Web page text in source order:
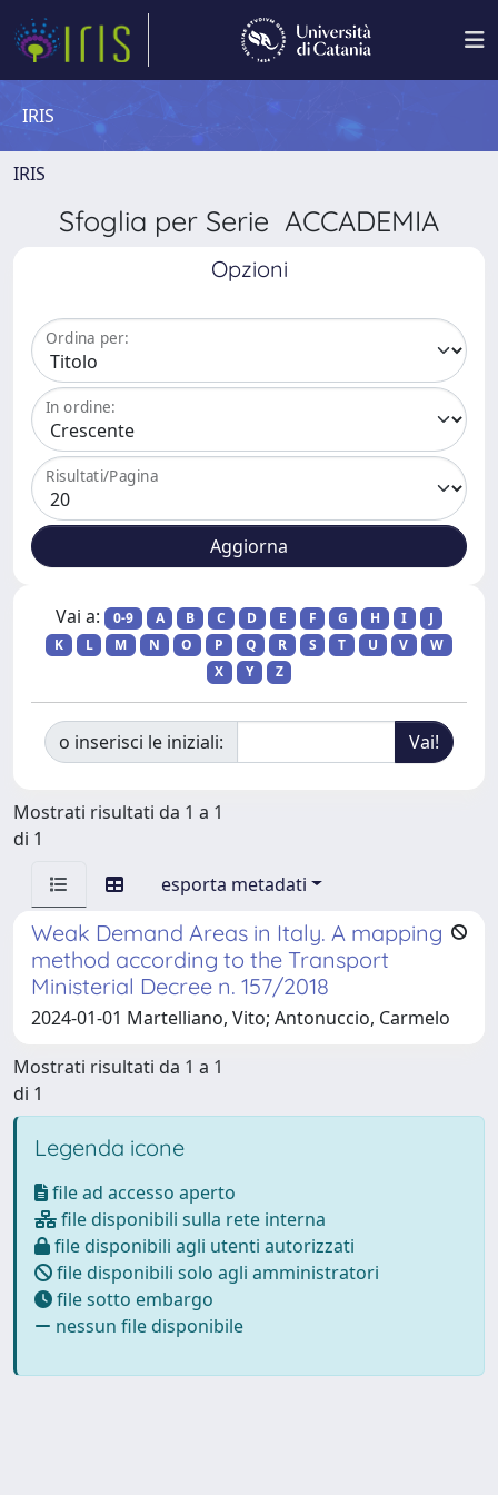
IRIS
IRIS
Sfoglia per Serie ACCADEMIA
Opzioni
Ordina per:
In ordine:
Risultati/Pagina
Vai a: 0-9 A B C D E F G H I
J
K
L M N O P Q R S T U V
W
X
Y Z
o inserisci le iniziali:
Mostrati risultati da 1 a 1
di 1
esporta metadati
Weak Demand Areas in Italy. A mapping
method according to the Transport
Ministerial Decree n. 157/2018
2024-01-01 Martelliano, Vito; Antonuccio, Carmelo
Mostrati risultati da 1 a 1
di 1
Legenda icone
file ad accesso aperto
file disponibili sulla rete interna
file disponibili agli utenti autorizzati
file disponibili solo agli amministratori
file sotto embargo
nessun file disponibile